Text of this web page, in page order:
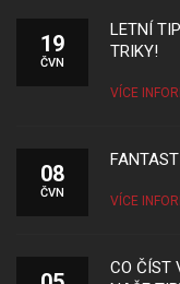
19
ČVN
LETNÍ
TRIKY!
VÍCE
08
ČVN
VÍCE
CO ČÍST